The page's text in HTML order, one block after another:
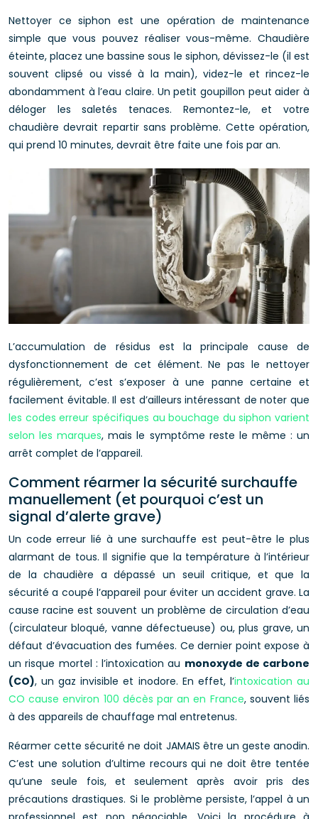
Nettoyer ce siphon est une opération de maintenance
simple que vous pouvez réaliser vous-même. Chaudière
éteinte, placez une bassine sous le siphon, dévissez-le (il est
souvent clipsé ou vissé à la main), videz-le et rincez-le
abondamment à l’eau claire. Un petit goupillon peut aider à
déloger les saletés tenaces. Remontez-le, et votre
chaudière devrait repartir sans problème. Cette opération,
qui prend 10 minutes, devrait être faite une fois par an.
L’accumulation de résidus est la principale cause de
dysfonctionnement de cet élément. Ne pas le nettoyer
régulièrement, c’est s’exposer à une panne certaine et
facilement évitable. Il est d’ailleurs intéressant de noter que
les codes erreur spécifiques au bouchage du siphon varient
selon les marques, mais le symptôme reste le même : un
arrêt complet de l’appareil.
Comment réarmer la sécurité surchauffe
manuellement (et pourquoi c’est un
signal d’alerte grave)
Un code erreur lié à une surchauffe est peut-être le plus
alarmant de tous. Il signifie que la température à l’intérieur
de la chaudière a dépassé un seuil critique, et que la
sécurité a coupé l’appareil pour éviter un accident grave. La
cause racine est souvent un problème de circulation d’eau
(circulateur bloqué, vanne défectueuse) ou, plus grave, un
défaut d’évacuation des fumées. Ce dernier point expose à
un risque mortel : l’intoxication au monoxyde de carbone
(CO), un gaz invisible et inodore. En effet, l’intoxication au
CO cause environ 100 décès par an en France, souvent liés
à des appareils de chauffage mal entretenus.
Réarmer cette sécurité ne doit JAMAIS être un geste anodin.
C’est une solution d’ultime recours qui ne doit être tentée
qu’une seule fois, et seulement après avoir pris des
précautions drastiques. Si le problème persiste, l’appel à un